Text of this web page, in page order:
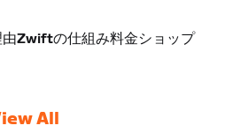
Zwiftの仕組み料金ショップ
All